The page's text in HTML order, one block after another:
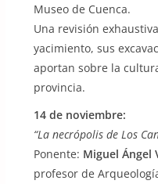
Museo de Cuenca.
Una revisión
yacimiento, sus
aportan sobre la
provincia.
14 de noviembre:
“La necrópolis de Los
Ponente: Miguel Ángel
profesor de